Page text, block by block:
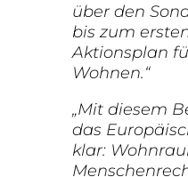
über den
bis zum
Aktionsplan
Wohnen.“
„Mit diesem
das
klar: